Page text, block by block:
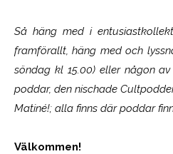
Så häng med i
framförallt, häng med och
söndag kl 15.00) eller någon
poddar, den nischade
Matiné!; alla finns där poddar
Välkommen!